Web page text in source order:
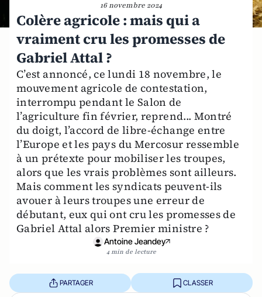
16 novembre 2024
Colère agricole : mais qui a
vraiment cru les promesses de
Gabriel Attal ?
C’est annoncé, ce lundi 18 novembre, le
mouvement agricole de contestation,
interrompu pendant le Salon de
l’agriculture fin février, reprend... Montré
du doigt, l’accord de libre-échange entre
l’Europe et les pays du Mercosur ressemble
à un prétexte pour mobiliser les troupes,
alors que les vrais problèmes sont ailleurs.
Mais comment les syndicats peuvent-ils
avouer à leurs troupes une erreur de
débutant, eux qui ont cru les promesses de
Gabriel Attal alors Premier ministre ?
Antoine Jeandey
4 min de lecture
PARTAGER CLASSER